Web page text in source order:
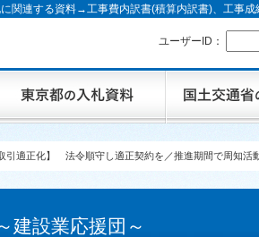
に関連する資料→工事費内訳書(積算内訳書)、工事
ユーザーID：
引適正化】 法令順守し適正契約を／推進期間で周知活
設業応援団～